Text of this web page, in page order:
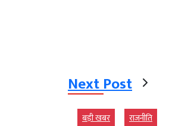
Next Post
बड़ी खबर राजनीति